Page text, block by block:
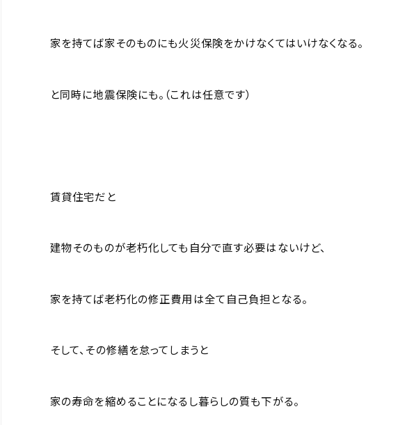
家を持てば家そのものにも火災保険をかけなくてはいけなくなる。
と同時に地震保険にも。（これは任意です）
賃貸住宅だと
建物そのものが老朽化しても自分で直す必要はないけど、
家を持てば老朽化の修正費用は全て自己負担となる。
そして、その修繕を怠ってしまうと
家の寿命を縮めることになるし暮らしの質も下がる。